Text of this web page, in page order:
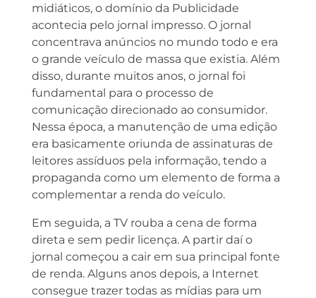
midiáticos, o domínio da Publicidade
acontecia pelo jornal impresso. O jornal
concentrava anúncios no mundo todo e era
o grande veículo de massa que existia. Além
disso, durante muitos anos, o jornal foi
fundamental para o processo de
comunicação direcionado ao consumidor.
Nessa época, a manutenção de uma edição
era basicamente oriunda de assinaturas de
leitores assíduos pela informação, tendo a
propaganda como um elemento de forma a
complementar a renda do veículo.
Em seguida, a TV rouba a cena de forma
direta e sem pedir licença. A partir daí o
jornal começou a cair em sua principal fonte
de renda. Alguns anos depois, a Internet
consegue trazer todas as mídias para um